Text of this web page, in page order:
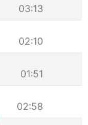
03:13
02:10
01:51
02:58